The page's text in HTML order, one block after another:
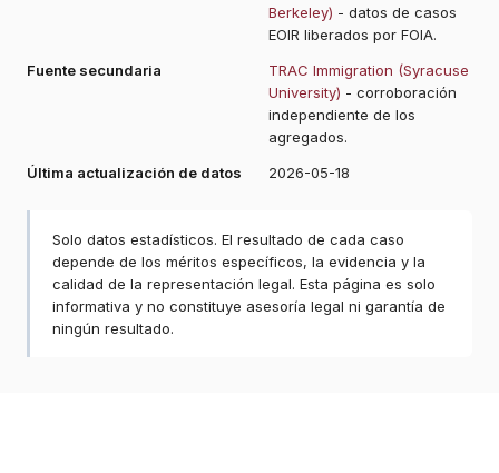
Berkeley) - datos de casos
EOIR liberados por FOIA.
Fuente secundaria
TRAC Immigration (Syracuse
University) - corroboración
independiente de los
agregados.
Última actualización de datos
2026-05-18
Solo datos estadísticos. El resultado de cada caso
depende de los méritos específicos, la evidencia y la
calidad de la representación legal. Esta página es solo
informativa y no constituye asesoría legal ni garantía de
ningún resultado.